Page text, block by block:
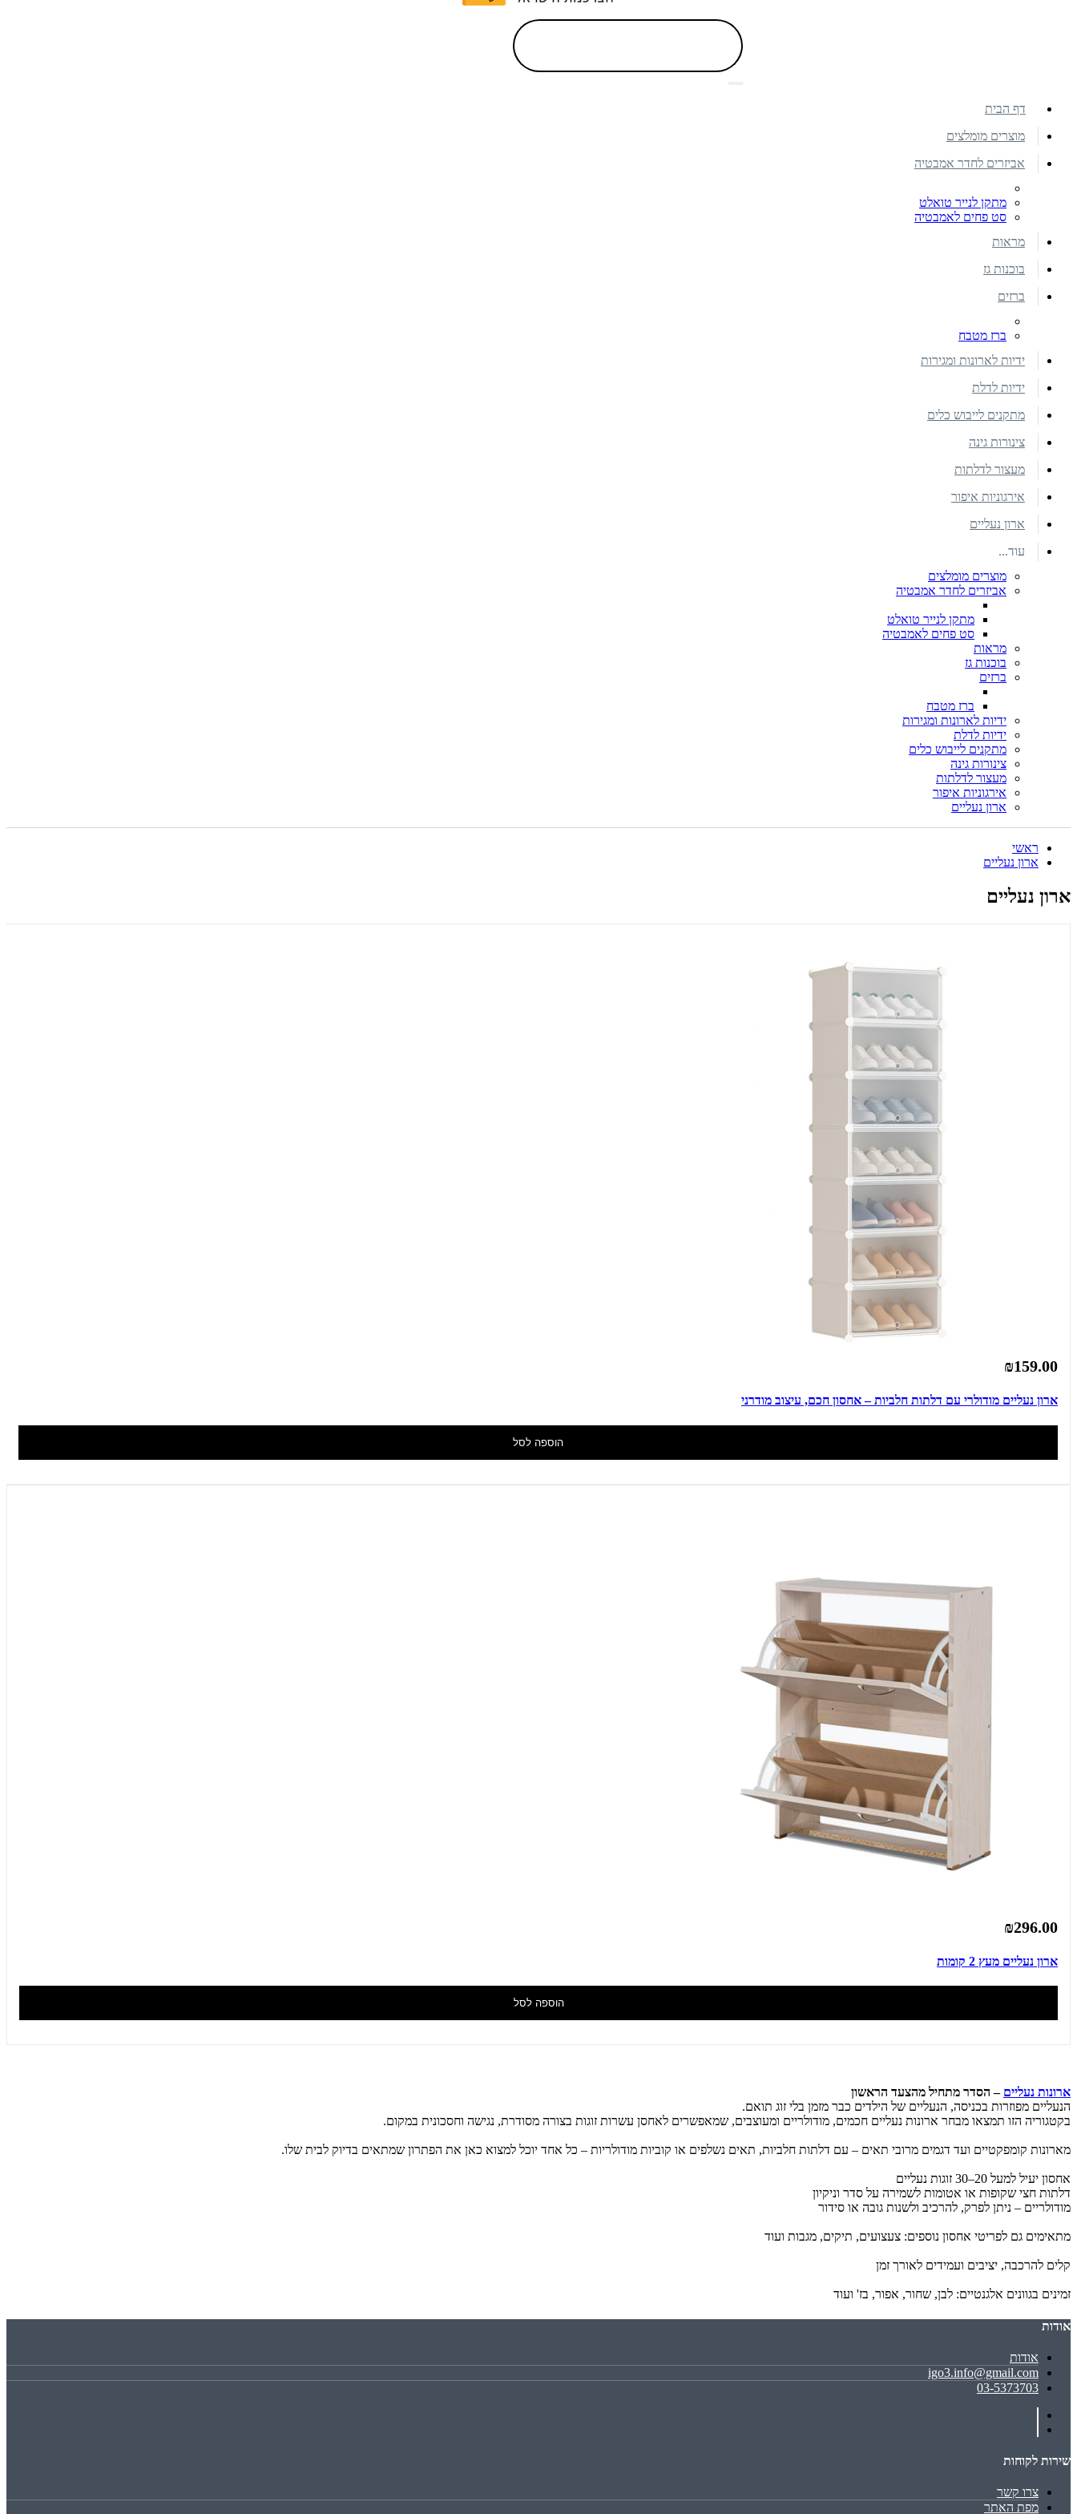
דף הבית
מוצרים מומלצים
אביזרים לחדר אמבטיה
מתקן לנייר טואלט
סט פחים לאמבטיה
מראות
בוכנות גז
ברזים
ברז מטבח
ידיות לארונות ומגירות
ידיות לדלת
מתקנים לייבוש כלים
צינורות גינה
מעצור לדלתות
אירגוניות איפור
ארון נעליים
עוד...
מוצרים מומלצים
אביזרים לחדר אמבטיה
מתקן לנייר טואלט
סט פחים לאמבטיה
מראות
בוכנות גז
ברזים
ברז מטבח
ידיות לארונות ומגירות
ידיות לדלת
מתקנים לייבוש כלים
צינורות גינה
מעצור לדלתות
אירגוניות איפור
ארון נעליים
ראשי
ארון נעליים
ארון נעליים
₪159.00
ארון נעליים מודולרי עם דלתות חלביות – אחסון חכם, עיצוב מודרני
הוספה לסל
₪296.00
ארון נעליים מעץ 2 קומות
הוספה לסל
ארונות נעליים – הסדר מתחיל מהצעד הראשון
הנעליים מפוזרות בכניסה, הנעליים של הילדים כבר מזמן בלי זוג תואם.
בקטגוריה הזו תמצאו מבחר ארונות נעליים חכמים, מודולריים ומעוצבים, שמאפשרים לאחסן עשרות זוגות בצורה מסודרת, נגישה וחסכונית במקום.
מארונות קומפקטיים ועד דגמים מרובי תאים – עם דלתות חלביות, תאים נשלפים או קוביות מודולריות – כל אחד יוכל למצוא כאן את הפתרון שמתאים בדיוק לבית שלו.
אחסון יעיל למעל 20–30 זוגות נעליים
דלתות חצי שקופות או אטומות לשמירה על סדר וניקיון
מודולריים – ניתן לפרק, להרכיב ולשנות גובה או סידור
מתאימים גם לפריטי אחסון נוספים: צעצועים, תיקים, מגבות ועוד
קלים להרכבה, יציבים ועמידים לאורך זמן
זמינים בגוונים אלגנטיים: לבן, שחור, אפור, בז' ועוד
אודות
אודות
igo3.info@gmail.com
03-5373703
שירות לקוחות
צרו קשר
מפת האתר